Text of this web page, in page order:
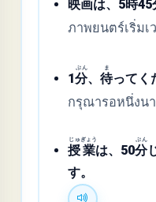
映画は、5時45
ภาพยนตร์เริ่มเ
1分
ぷん
、待
ま
ってく
กรุณารอหนึ่งน
授
じゅ
業
ぎょう
は、50分
ぷん
す。